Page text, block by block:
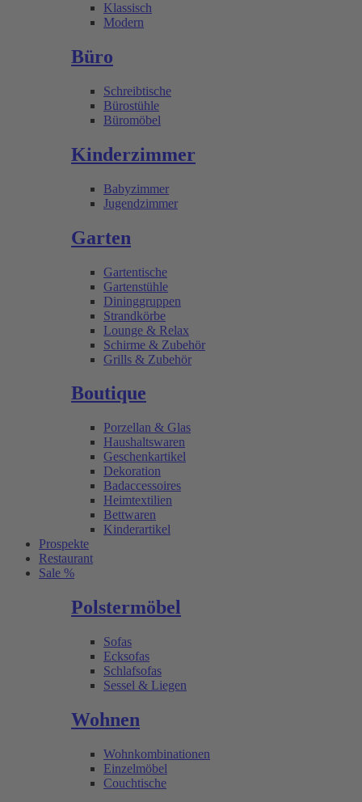
Klassisch
Modern
Büro
Schreibtische
Bürostühle
Büromöbel
Kinderzimmer
Babyzimmer
Jugendzimmer
Garten
Gartentische
Gartenstühle
Dininggruppen
Strandkörbe
Lounge & Relax
Schirme & Zubehör
Grills & Zubehör
Boutique
Porzellan & Glas
Haushaltswaren
Geschenkartikel
Dekoration
Badaccessoires
Heimtextilien
Bettwaren
Kinderartikel
Prospekte
Restaurant
Sale %
Polstermöbel
Sofas
Ecksofas
Schlafsofas
Sessel & Liegen
Wohnen
Wohnkombinationen
Einzelmöbel
Couchtische